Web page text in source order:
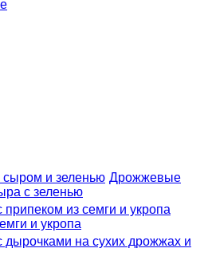
Дрожжевые
с зеленью
и укропа